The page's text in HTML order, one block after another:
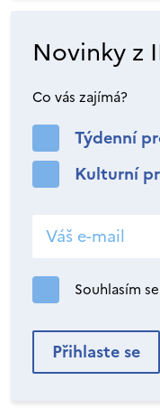
Novinky z
Co vás zajímá?
Týdenní
Kulturní
Souhlasím